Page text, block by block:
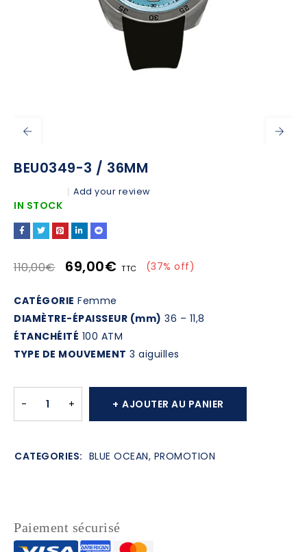
BEU0349-3 / 36MM
IN STOCK
Add your review
110,00€ 69,00€ TTC (37% off)
CATÉGORIE Femme
DIAMÈTRE-ÉPAISSEUR (mm) 36 – 11,8
ÉTANCHÉITÉ 100 ATM
TYPE DE MOUVEMENT 3 aiguilles
AJOUTER AU PANIER
CATEGORIES: BLUE OCEAN, PROMOTION
Paiement sécurisé